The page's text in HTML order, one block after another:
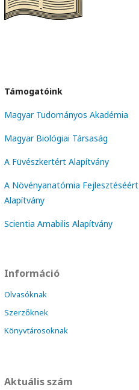
Támogatóink
Magyar Tudományos Akadémia
Magyar Biológiai Társaság
A Füvészkertért Alapítvány
A Növényanatómia Fejlesztéséért
Alapítvány
Scientia Amabilis Alapítvány
Információ
Olvasóknak
Szerzőknek
Könyvtárosoknak
Aktuális szám